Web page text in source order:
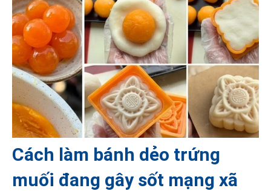
Cách làm bánh dẻo trứng
muối đang gây sốt mạng xã